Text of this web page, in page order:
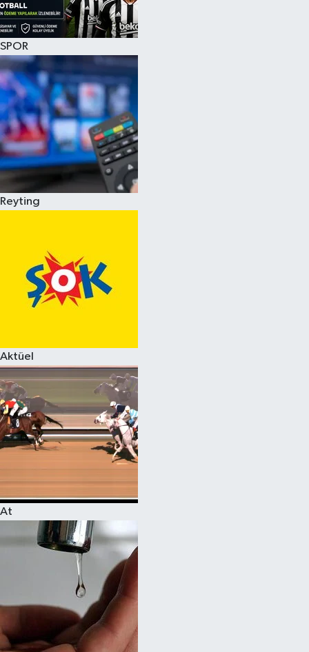
SPOR
Reyting
Aktüel
At